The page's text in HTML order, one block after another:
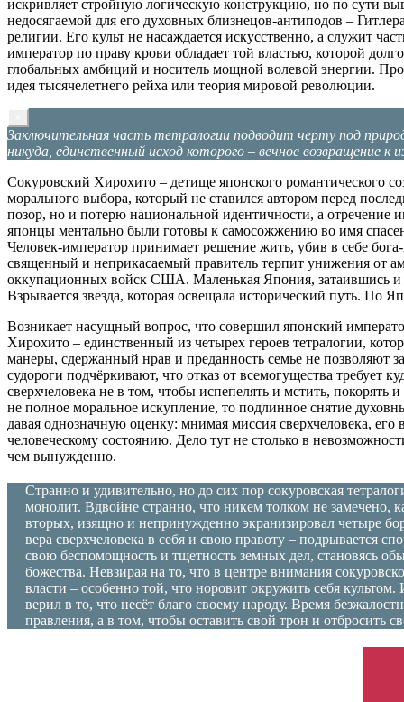
искривляет стройную логическую конструкцию, но по сути
недосягаемой для его духовных близнецов-антиподов –
религии. Его культ не насаждается искусственно, а служит
император по праву крови обладает той властью, которой
глобальных амбиций и носитель мощной волевой энергии.
идея тысячелетнего рейха или теория мировой революции.
Заключительная часть тетралогии подводит черту под
никуда, единственный исход которого – вечное возвращение к
Сокуровский Хирохито – детище японского романтического
морального выбора, который не ставился автором перед
позор, но и потерю национальной идентичности, а отречение
японцы ментально были готовы к самосожжению во имя
Человек-император принимает решение жить, убив в себе
священный и неприкасаемый правитель терпит унижения от
оккупационных войск США. Маленькая Япония, затаившись и
Взрывается звезда, которая освещала исторический путь.
Возникает насущный вопрос, что совершил японский
Хирохито – единственный из четырех героев тетралогии,
манеры, сдержанный нрав и преданность семье не позволяют
судороги подчёркивают, что отказ от всемогущества
сверхчеловека не в том, чтобы испепелять и мстить, покорять
не полное моральное искупление, то подлинное снятие
давая однозначную оценку: мнимая миссия сверхчеловека,
человеческому состоянию. Дело тут не столько в
чем вынужденно.
Странно и удивительно, но до сих пор сокуровская
монолит. Вдвойне странно, что никем толком не
вторых, изящно и непринужденно экранизировал четыре
вера сверхчеловека в себя и свою правоту – подрывается
свою беспомощность и тщетность земных дел, становясь
божества. Невзирая на то, что в центре внимания
власти – особенно той, что норовит окружить себя
верил в то, что несёт благо своему народу. Время
правления, а в том, чтобы оставить свой трон и отбросить